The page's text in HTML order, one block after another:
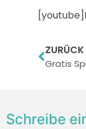
ZURÜCK
Schreibe